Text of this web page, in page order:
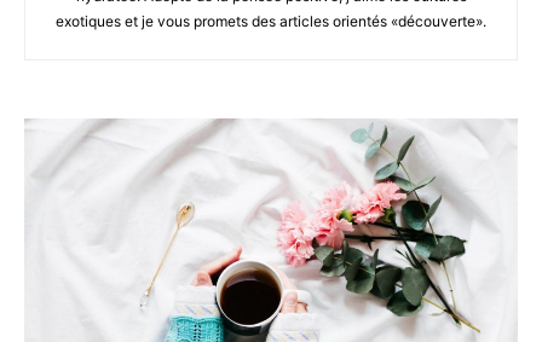
exotiques et je vous promets des articles orientés «découverte».